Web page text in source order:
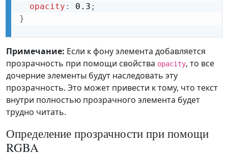
opacity : 0.3 ;
}
Примечание: Если к фону элемента добавляется
прозрачность при помощи свойства opacity, то все
дочерние элементы будут наследовать эту
прозрачность. Это может привести к тому, что текст
внутри полностью прозрачного элемента будет
трудно читать.
Определение прозрачности при помощи
RGBA